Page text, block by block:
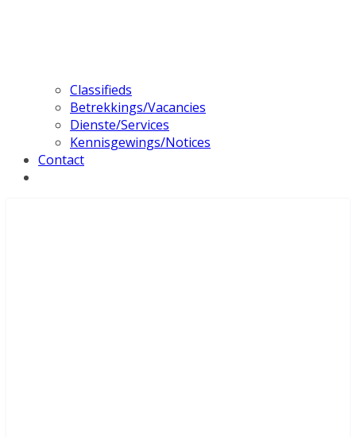
Classifieds
Betrekkings/Vacancies
Dienste/Services
Kennisgewings/Notices
Contact